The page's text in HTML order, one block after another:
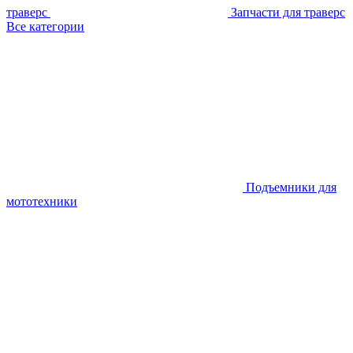
траверс
Запчасти для траверс
Все категории
Подъемники для
мототехники